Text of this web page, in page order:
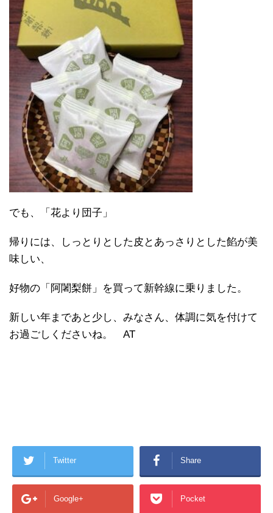
でも、「花より団子」
帰りには、しっとりとした皮とあっさりとした餡が美
味しい、
好物の「阿闍梨餅」を買って新幹線に乗りました。
新しい年まであと少し、みなさん、体調に気を付けて
お過ごしくださいね。 AT
Twitter Share
Google+ Pocket